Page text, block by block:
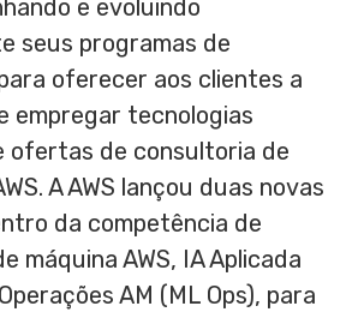
e evoluindo
seus programas de
oferecer aos clientes a
empregar tecnologias
ofertas de consultoria de
A AWS lançou duas novas
da competência de
máquina AWS, IA Aplicada
AM (ML Ops), para